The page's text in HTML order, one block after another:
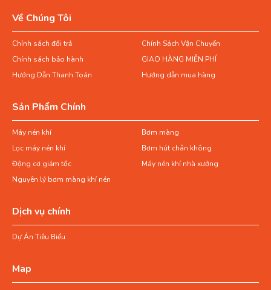
Động cơ giảm tốc có 2 cách chế tạo trục : cốt âm, cốt dương,
Động cơ giảm tốc có thể truyền động khi giảm 1 lần = 1 cấp, 2
Phân loại động cơ giảm tốc
theo thương hiệu
Động cơ giảm tốc Dolin
Động cơ giảm tốc Tunglee
Về Chúng Tôi
Chính sách đổi trả
Chính Sách Vận Chuyển
Chính sách bảo hành
GIAO HÀNG MIỄN PHÍ
Hướng Dẫn Thanh Toán
Hướng dẫn mua hàng
Sản Phẩm Chính
Máy nén khí
Bơm màng
Lọc máy nén khí
Bơm hút chân không
Động cơ giảm tốc
Máy nén khí nhà xưởng
Nguyên lý bơm màng khí nén
Dịch vụ chính
Dự Án Tiêu Biểu
Map